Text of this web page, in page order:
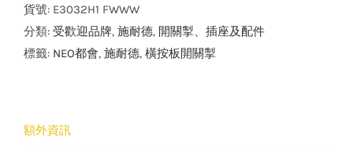
電
氣
都
位
貨號: E3032H1 FWWW
分類: 受歡迎品牌, 施耐德, 開關掣、插座及配件
標籤: NEO都會, 施耐德, 橫按板開關掣
額外資訊